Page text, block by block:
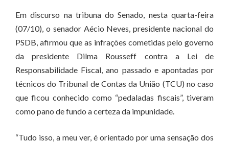
Em discurso na tribuna do Senado, nesta quarta-feira
(07/10), o senador Aécio Neves, presidente nacional do
PSDB, afirmou que as infrações cometidas pelo governo
da presidente Dilma Rousseff contra a Lei de
Responsabilidade Fiscal, ano passado e apontadas por
técnicos do Tribunal de Contas da União (TCU) no caso
que ficou conhecido como “pedaladas fiscais”, tiveram
como pano de fundo a certeza da impunidade.
“Tudo isso, a meu ver, é orientado por uma sensação dos